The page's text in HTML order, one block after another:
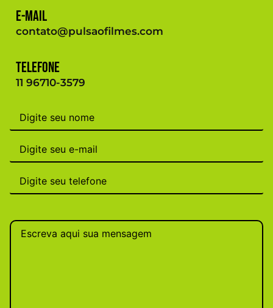
E-mail
contato@pulsaofilmes.com
Telefone
11 96710-3579